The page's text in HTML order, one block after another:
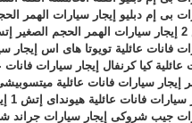
بى إم دبليو إيجار سيارات الهمر
إيجار سيارات الهمر الحجم الصغير
فانات عائلية تويوتا هاى اس إيجار
عائلية كيا كرنفال إيجار سيارات فانات
إيجار سيارات فانات عائلية
سيارات فانات عائلية هيونداى إتش
جيب شروكى إيجار سيارات جراند